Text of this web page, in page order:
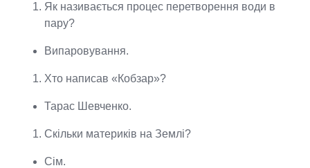
Як називається процес перетворення води в
пару?
Випаровування.
Хто написав «Кобзар»?
Тарас Шевченко.
Скільки материків на Землі?
Сім.